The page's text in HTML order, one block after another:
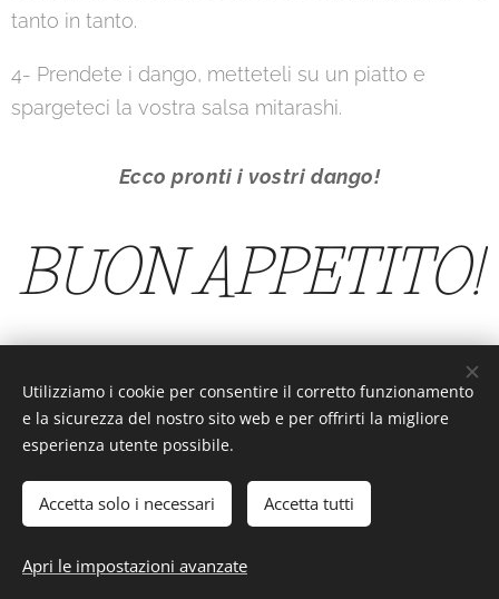
tanto in tanto.
4- Prendete i dango, metteteli su un piatto e
spargeteci la vostra salsa mitarashi.
Ecco pronti i vostri dango!
BUON APPETITO!
Interesting or Not?
Utilizziamo i cookie per consentire il corretto funzionamento
e la sicurezza del nostro sito web e per offrirti la migliore
esperienza utente possibile.
Accetta solo i necessari Accetta tutti
Apri le impostazioni avanzate